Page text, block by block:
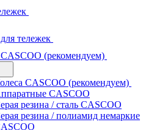
тележек
(рекомендуем)
CASCOO (рекомендуем)
CASCOO
резина / сталь CASCOO
резина / полиамид немаркие